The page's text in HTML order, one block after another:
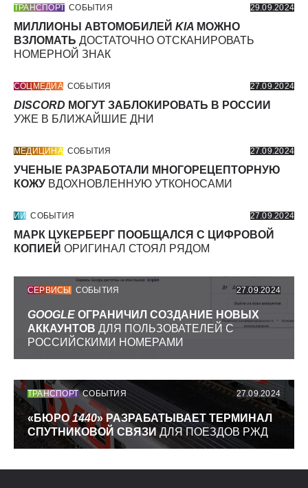
ТРАНСПОРТ СОБЫТИЯ 29.09.2024
МИЛЛИОНЫ АВТОМОБИЛЕЙ KIA МОЖНО
ВЗЛОМАТЬ ДОСТАТОЧНО ОТСКАНИРОВАТЬ
НОМЕРНОЙ ЗНАК
СОЦМЕДИА СОБЫТИЯ 27.09.2024
DISCORD МОГУТ ЗАБЛОКИРОВАТЬ В РОССИИ
УЖЕ В БЛИЖАЙШИЕ ДНИ
МЕДИЦИНА СОБЫТИЯ 27.09.2024
УЧЕНЫЕ РАЗРАБОТАЛИ МНОГОРЕЦЕПТОРНУЮ
КОЖУ ВДОХНОВЛЕННУЮ УТКОНОСАМИ
ИИ СОБЫТИЯ 27.09.2024
МАРК ЦУКЕРБЕРГ ПООБЩАЛСЯ С ЦИФРОВОЙ
КОПИЕЙ ОРИГИНАЛ СТОЯЛ РЯДОМ
СЕРВИСЫ СОБЫТИЯ 27.09.2024
GOOGLE ОГРАНИЧИЛ СОЗДАНИЕ НОВЫХ
АККАУНТОВ ДЛЯ ПОЛЬЗОВАТЕЛЕЙ С
РОССИЙСКИМИ НОМЕРАМИ
ТРАНСПОРТ СОБЫТИЯ 27.09.2024
«БЮРО1440» РАЗРАБАТЫВАЕТ ТЕРМИНАЛ
СПУТНИКОВОЙ СВЯЗИ ДЛЯ ПОЕЗДОВ РЖД